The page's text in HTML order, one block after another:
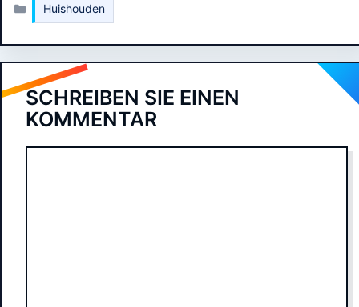
Huishouden
SCHREIBEN SIE EINEN
KOMMENTAR